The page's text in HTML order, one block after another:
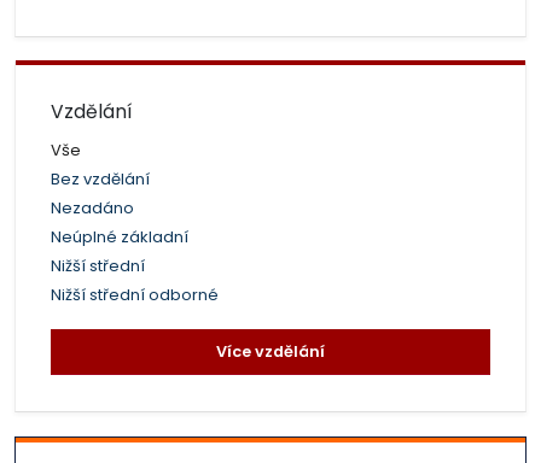
Vzdělání
Vše
Bez vzdělání
Nezadáno
Neúplné základní
Nižší střední
Nižší střední odborné
Více vzdělání